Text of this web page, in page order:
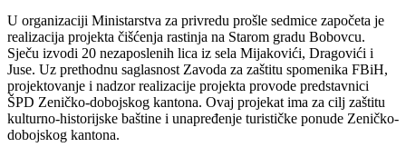
U organizaciji Ministarstva za privredu prošle sedmice započeta je
realizacija projekta čišćenja rastinja na Starom gradu Bobovcu.
Sječu izvodi 20 nezaposlenih lica iz sela Mijakovići, Dragovići i
Juse. Uz prethodnu saglasnost Zavoda za zaštitu spomenika FBiH,
projektovanje i nadzor realizacije projekta provode predstavnici
ŠPD Zeničko-dobojskog kantona. Ovaj projekat ima za cilj zaštitu
kulturno-historijske baštine i unapređenje turističke ponude Zeničko-
dobojskog kantona.